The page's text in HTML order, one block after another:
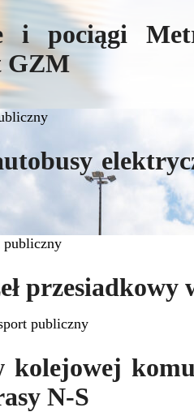
i pociągi
GZM
publiczny
przesiadkowy
publiczny
kolejowej
N-S